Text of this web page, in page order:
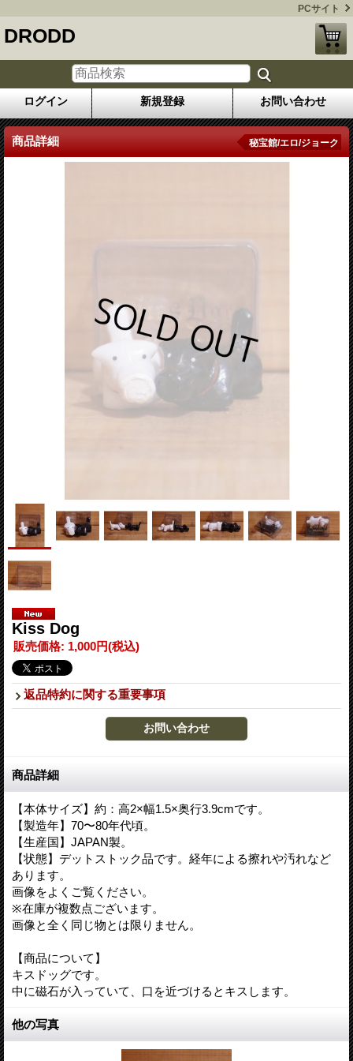
PCサイト
DRODD
ログイン 新規登録 お問い合わせ
商品詳細 秘宝館/エロ/ジョーク
Kiss Dog
販売価格: 1,000円(税込)
返品特約に関する重要事項
商品詳細
【本体サイズ】約：高2×幅1.5×奥行3.9cmです。
【製造年】70〜80年代頃。
【生産国】JAPAN製。
【状態】デットストック品です。経年による擦れや汚れなど
あります。
画像をよくご覧ください。
※在庫が複数点ございます。
画像と全く同じ物とは限りません。
【商品について】
キスドッグです。
中に磁石が入っていて、口を近づけるとキスします。
他の写真